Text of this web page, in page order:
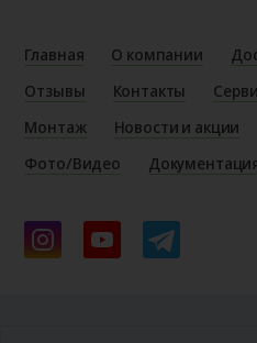
Главная О компании
Отзывы
Контакты
Монтаж
Новости и акции
Фото/Видео